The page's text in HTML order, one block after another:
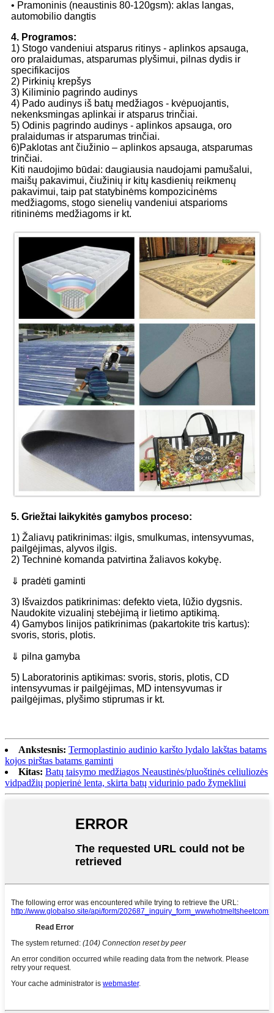
• Pramoninis (neaustinis 80-120gsm): aklas langas,
automobilio dangtis
4. Programos:
1) Stogo vandeniui atsparus ritinys - aplinkos apsauga,
oro pralaidumas, atsparumas plyšimui, pilnas dydis ir
specifikacijos
2) Pirkinių krepšys
3) Kiliminio pagrindo audinys
4) Pado audinys iš batų medžiagos - kvėpuojantis,
nekenksmingas aplinkai ir atsparus trinčiai.
5) Odinis pagrindo audinys - aplinkos apsauga, oro
pralaidumas ir atsparumas trinčiai.
6)Paklotas ant čiužinio – aplinkos apsauga, atsparumas
trinčiai.
Kiti naudojimo būdai: daugiausia naudojami pamušalui,
maišų pakavimui, čiužinių ir kitų kasdienių reikmenų
pakavimui, taip pat statybinėms kompozicinėms
medžiagoms, stogo sienelių vandeniui atsparioms
ritininėms medžiagoms ir kt.
5. Griežtai laikykitės gamybos proceso:
1) Žaliavų patikrinimas: ilgis, smulkumas, intensyvumas,
pailgėjimas, alyvos ilgis.
2) Techninė komanda patvirtina žaliavos kokybę.
⇓ pradėti gaminti
3) Išvaizdos patikrinimas: defekto vieta, lūžio dygsnis.
Naudokite vizualinį stebėjimą ir lietimo aptikimą.
4) Gamybos linijos patikrinimas (pakartokite tris kartus):
svoris, storis, plotis.
⇓ pilna gamyba
5) Laboratorinis aptikimas: svoris, storis, plotis, CD
intensyvumas ir pailgėjimas, MD intensyvumas ir
pailgėjimas, plyšimo stiprumas ir kt.
Ankstesnis: Termoplastinio audinio karšto lydalo lakštas batams
kojos pirštas batams gaminti
Kitas: Batų taisymo medžiagos Neaustinės/pluoštinės celiuliozės
vidpadžių popierinė lenta, skirta batų vidurinio pado žymekliui